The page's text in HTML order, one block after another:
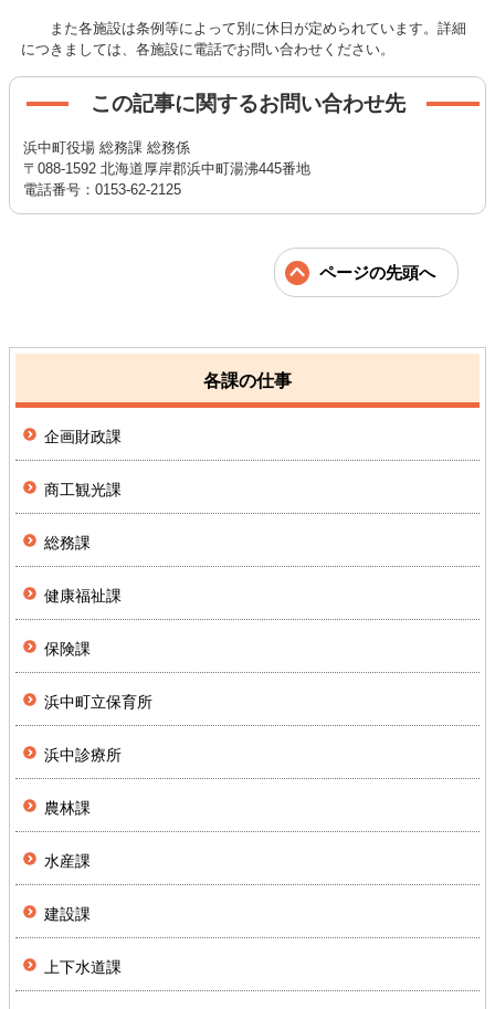
また各施設は条例等によって別に休日が定められています。詳細
につきましては、各施設に電話でお問い合わせください。
この記事に関するお問い合わせ先
浜中町役場 総務課 総務係
〒088-1592 北海道厚岸郡浜中町湯沸445番地
電話番号：0153-62-2125
ページの先頭へ
各課の仕事
企画財政課
商工観光課
総務課
健康福祉課
保険課
浜中町立保育所
浜中診療所
農林課
水産課
建設課
上下水道課